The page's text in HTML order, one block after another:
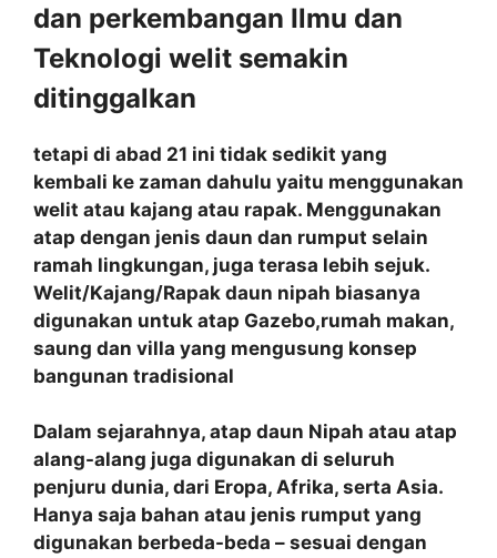
dan perkembangan Ilmu dan
Teknologi welit semakin
ditinggalkan
tetapi di abad 21 ini tidak sedikit yang
kembali ke zaman dahulu yaitu menggunakan
welit atau kajang atau rapak. Menggunakan
atap dengan jenis daun dan rumput selain
ramah lingkungan, juga terasa lebih sejuk.
Welit/Kajang/Rapak daun nipah biasanya
digunakan untuk atap Gazebo,rumah makan,
saung dan villa yang mengusung konsep
bangunan tradisional
Dalam sejarahnya, atap daun Nipah atau atap
alang-alang juga digunakan di seluruh
penjuru dunia, dari Eropa, Afrika, serta Asia.
Hanya saja bahan atau jenis rumput yang
digunakan berbeda-beda – sesuai dengan